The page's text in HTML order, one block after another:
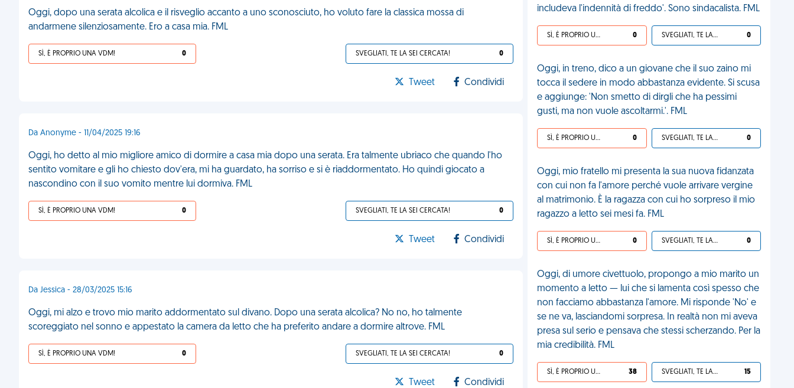
Oggi, dopo una serata alcolica e il risveglio accanto a uno sconosciuto, ho voluto fare la classica mossa di
andarmene silenziosamente. Ero a casa mia. FML
SÌ, È PROPRIO UNA VDM! 0 SVEGLIATI, TE LA SEI CERCATA! 0
Tweet Condividi
Da Anonyme - 11/04/2025 19:16
Oggi, ho detto al mio migliore amico di dormire a casa mia dopo una serata. Era talmente ubriaco che quando l'ho
sentito vomitare e gli ho chiesto dov'era, mi ha guardato, ha sorriso e si è riaddormentato. Ho quindi giocato a
nascondino con il suo vomito mentre lui dormiva. FML
SÌ, È PROPRIO UNA VDM! 0 SVEGLIATI, TE LA SEI CERCATA! 0
Tweet Condividi
Da Jessica - 28/03/2025 15:16
Oggi, mi alzo e trovo mio marito addormentato sul divano. Dopo una serata alcolica? No no, ho talmente
scoreggiato nel sonno e appestato la camera da letto che ha preferito andare a dormire altrove. FML
SÌ, È PROPRIO UNA VDM! 0 SVEGLIATI, TE LA SEI CERCATA! 0
Tweet Condividi
includeva l'indennità di freddo'. Sono sindacalista. FML
SÌ, È PROPRIO UNA VDM! 0 SVEGLIATI, TE LA SEI CERCATA! 0
Oggi, in treno, dico a un giovane che il suo zaino mi
tocca il sedere in modo abbastanza evidente. Si scusa
e aggiunge: 'Non smetto di dirgli che ha pessimi
gusti, ma non vuole ascoltarmi.'. FML
SÌ, È PROPRIO UNA VDM! 0 SVEGLIATI, TE LA SEI CERCATA! 0
Oggi, mio fratello mi presenta la sua nuova fidanzata
con cui non fa l'amore perché vuole arrivare vergine
al matrimonio. È la ragazza con cui ho sorpreso il mio
ragazzo a letto sei mesi fa. FML
SÌ, È PROPRIO UNA VDM! 0 SVEGLIATI, TE LA SEI CERCATA! 0
Oggi, di umore civettuolo, propongo a mio marito un
momento a letto — lui che si lamenta così spesso che
non facciamo abbastanza l'amore. Mi risponde 'No' e
se ne va, lasciandomi sorpresa. In realtà non mi aveva
presa sul serio e pensava che stessi scherzando. Per la
mia credibilità. FML
SÌ, È PROPRIO UNA VDM! 38 SVEGLIATI, TE LA SEI CERCATA! 15